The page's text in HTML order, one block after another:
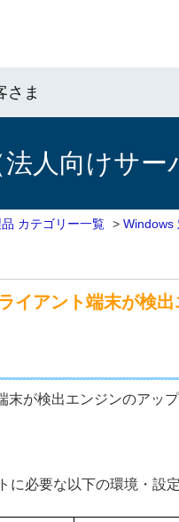
さま
人向けサー
カテゴリー一覧 > Windows
イアント端末が検
末が検出エンジンのアッ
に必要な以下の環境・設